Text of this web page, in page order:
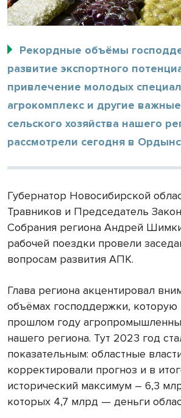
Рекордные объёмы
развитие экспортного
привлечение молодых
агрокомплекс и другие
сельского хозяйства нашего
рассмотрели сегодня в
Губернатор Новосибирской
Травников и Председатель
Собрания региона Андрей
рабочей поездки провели
вопросам развития АПК.
Глава региона акцентировал
объёмах господдержки, которую
прошлом году
нашего региона. Тут 2023 год
показательным: областные
корректировали прогноз и в
исторический максимум – 6,3
которых 4,7 млрд — деньги